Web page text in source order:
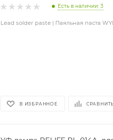
Есть в наличии: 3
Lead solder paste | Паяльная паста
В ИЗБРАННОЕ СРАВНИТЬ